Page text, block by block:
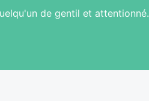
de gentil et attentionné.